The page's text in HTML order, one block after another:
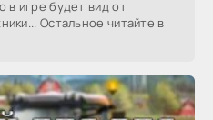
в игре будет вид от
Остальное читайте в